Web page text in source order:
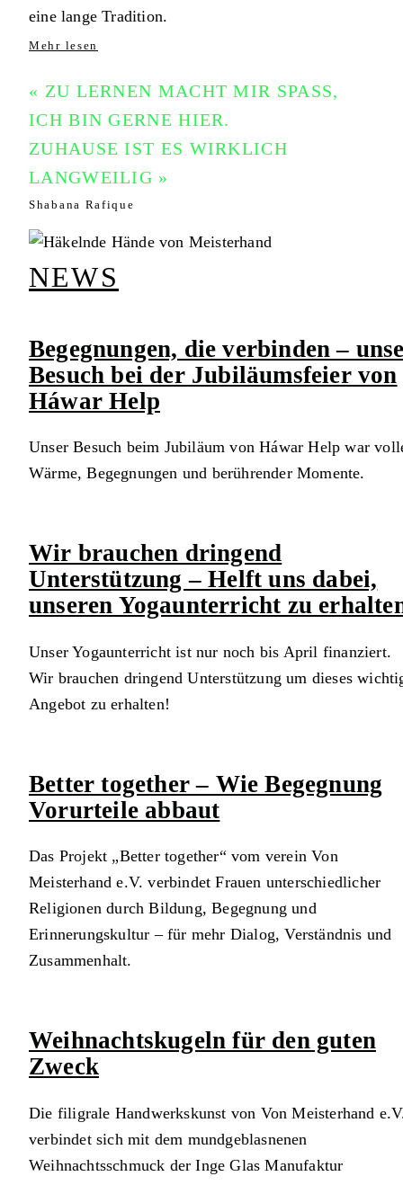
eine lange Tradition.
Mehr lesen
« ZU LERNEN MACHT MIR SPASS,
ICH BIN GERNE HIER.
ZUHAUSE IST ES WIRKLICH
LANGWEILIG »
Shabana Rafique
NEWS
Begegnungen, die verbinden –
Besuch bei der Jubiläumsfeier von
Háwar Help
Unser Besuch beim Jubiläum von Háwar Help war
Wärme, Begegnungen und berührender Momente.
Wir brauchen dringend
Unterstützung – Helft uns dabei,
unseren Yogaunterricht zu
Unser Yogaunterricht ist nur noch bis April finanziert.
Wir brauchen dringend Unterstützung um dieses
Angebot zu erhalten!
Better together – Wie Begegnung
Vorurteile abbaut
Das Projekt „Better together“ vom verein Von
Meisterhand e.V. verbindet Frauen unterschiedlicher
Religionen durch Bildung, Begegnung und
Erinnerungskultur – für mehr Dialog, Verständnis und
Zusammenhalt.
Weihnachtskugeln für den guten
Zweck
Die filigrale Handwerkskunst von Von Meisterhand
verbindet sich mit dem mundgeblasnenen
Weihnachtsschmuck der Inge Glas Manufaktur